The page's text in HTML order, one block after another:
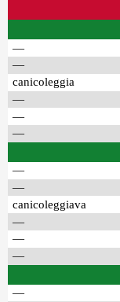
—
—
canicoleggia
—
—
—
—
—
canicoleggiava
—
—
—
—